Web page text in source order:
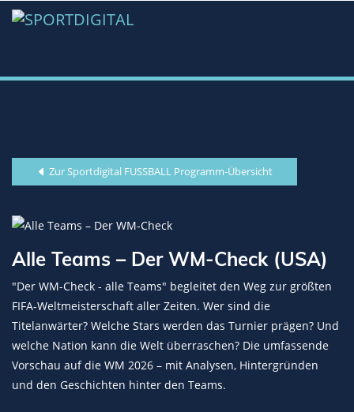
Zur Sportdigital FUSSBALL Programm-Übersicht
Alle Teams – Der WM-Check (USA)
"Der WM-Check - alle Teams" begleitet den Weg zur größten
FIFA-Weltmeisterschaft aller Zeiten. Wer sind die
Titelanwärter? Welche Stars werden das Turnier prägen? Und
welche Nation kann die Welt überraschen? Die umfassende
Vorschau auf die WM 2026 – mit Analysen, Hintergründen
und den Geschichten hinter den Teams.